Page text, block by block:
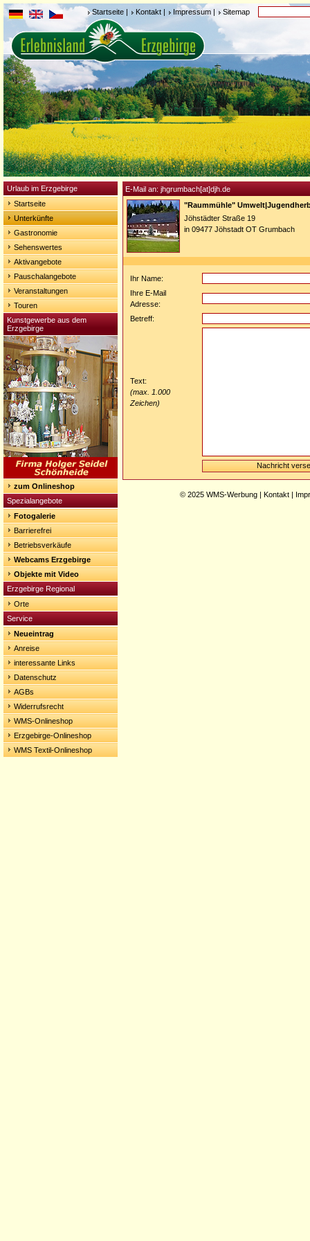
Startseite | Kontakt | Impressum | Sitemap
Urlaub im Erzgebirge
Startseite
Unterkünfte
Gastronomie
Sehenswertes
Aktivangebote
Pauschalangebote
Veranstaltungen
Touren
Kunstgewerbe aus dem
Erzgebirge
zum Onlineshop
Spezialangebote
Fotogalerie
Barrierefrei
Betriebsverkäufe
Webcams Erzgebirge
Objekte mit Video
Erzgebirge Regional
Orte
Service
Neueintrag
Anreise
interessante Links
Datenschutz
AGBs
Widerrufsrecht
WMS-Onlineshop
Erzgebirge-Onlineshop
WMS Textil-Onlineshop
E-Mail an: jhgrumbach[at]djh.de
"Raummühle"
Jöhstädter Straße 19
in 09477 Jöhstadt OT Grumbach
Ihr Name:
Ihre E-Mail
Adresse:
Betreff:
Text:
(max. 1.000
Zeichen)
© 2025 WMS-Werbung | Kontakt |